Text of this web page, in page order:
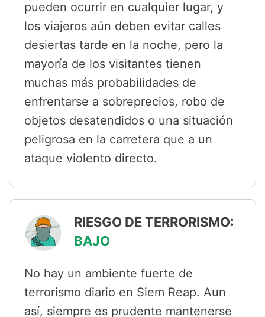
pueden ocurrir en cualquier lugar, y
los viajeros aún deben evitar calles
desiertas tarde en la noche, pero la
mayoría de los visitantes tienen
muchas más probabilidades de
enfrentarse a sobreprecios, robo de
objetos desatendidos o una situación
peligrosa en la carretera que a un
ataque violento directo.
RIESGO DE TERRORISMO:
BAJO
No hay un ambiente fuerte de
terrorismo diario en Siem Reap. Aun
así, siempre es prudente mantenerse